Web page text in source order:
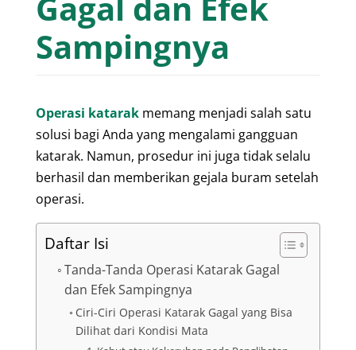
Sampingnya
Operasi katarakmemang menjadi salah satu
solusi bagi Anda yang mengalami gangguan
katarak. Namun, prosedur ini juga tidak selalu
berhasil dan memberikan gejala buram setelah
operasi.
Daftar Isi
Tanda-Tanda Operasi Katarak Gagal
dan Efek Sampingnya
Ciri-Ciri Operasi Katarak Gagal yang Bisa
Dilihat dari Kondisi Mata